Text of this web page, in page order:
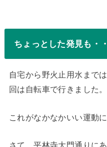
ちょっとした発見も・
自宅から野火止用水まで
回は自転車で行きました。
これがなかなかいい運動に
さて、平林寺大門通りに